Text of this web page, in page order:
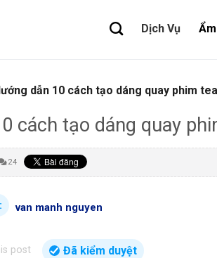
Dịch Vụ
dẫn 10 cách tạo dáng quay phim
cách tạo dáng quay
24
van manh nguyen
post Đã kiểm duyệt